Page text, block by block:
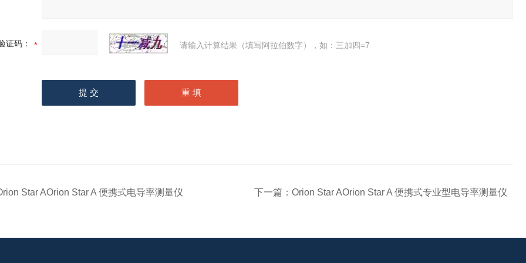
证码： 请输入计算结果（填写阿拉伯数字），如：三加四=7
Star AOrion Star A 便携式电导率测量仪 下一篇： Orion Star AOrion Star A 便携式专业型电导率测量仪